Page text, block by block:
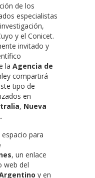
de los
especialistas
y el Conicet.
invitado y
la Agencia de
compartirá
tipo de
en
, Nueva
para
, un enlace
web del
y en